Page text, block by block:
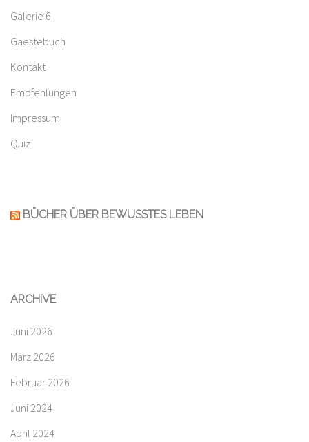
Galerie 6
Gaestebuch
Kontakt
Empfehlungen
Impressum
Quiz
BÜCHER ÜBER BEWUSSTES LEBEN
ARCHIVE
Juni 2026
März 2026
Februar 2026
Juni 2024
April 2024